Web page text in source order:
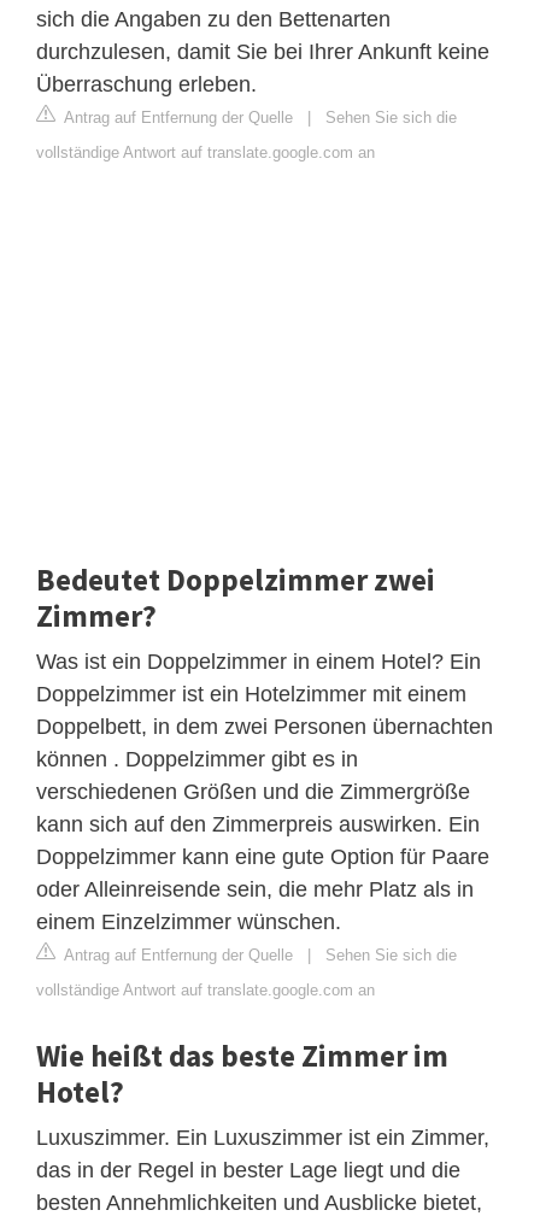
sich die Angaben zu den Bettenarten
durchzulesen, damit Sie bei Ihrer Ankunft keine
Überraschung erleben.
Antrag auf Entfernung der Quelle | Sehen Sie sich die
vollständige Antwort auf translate.google.com an
Bedeutet Doppelzimmer zwei
Zimmer?
Was ist ein Doppelzimmer in einem Hotel? Ein
Doppelzimmer ist ein Hotelzimmer mit einem
Doppelbett, in dem zwei Personen übernachten
können . Doppelzimmer gibt es in
verschiedenen Größen und die Zimmergröße
kann sich auf den Zimmerpreis auswirken. Ein
Doppelzimmer kann eine gute Option für Paare
oder Alleinreisende sein, die mehr Platz als in
einem Einzelzimmer wünschen.
Antrag auf Entfernung der Quelle | Sehen Sie sich die
vollständige Antwort auf translate.google.com an
Wie heißt das beste Zimmer im
Hotel?
Luxuszimmer. Ein Luxuszimmer ist ein Zimmer,
das in der Regel in bester Lage liegt und die
besten Annehmlichkeiten und Ausblicke bietet,